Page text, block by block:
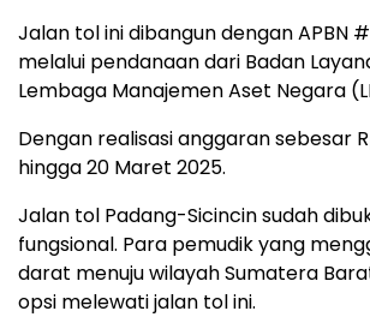
Jalan tol ini dibangun dengan APBN
melalui pendanaan dari Badan
Lembaga Manajemen Aset Negara
Dengan realisasi anggaran sebesar
hingga 20 Maret 2025.
Jalan tol Padang-Sicincin sudah
fungsional. Para pemudik yang
darat menuju wilayah Sumatera
opsi melewati jalan tol ini.